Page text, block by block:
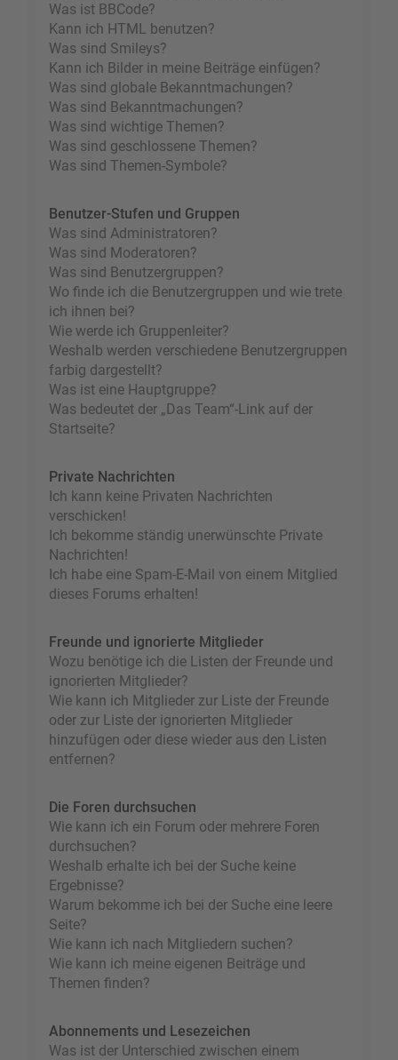
Was ist BBCode?
Kann ich HTML benutzen?
Was sind Smileys?
Kann ich Bilder in meine Beiträge einfügen?
Was sind globale Bekanntmachungen?
Was sind Bekanntmachungen?
Was sind wichtige Themen?
Was sind geschlossene Themen?
Was sind Themen-Symbole?
Benutzer-Stufen und Gruppen
Was sind Administratoren?
Was sind Moderatoren?
Was sind Benutzergruppen?
Wo finde ich die Benutzergruppen und wie trete
ich ihnen bei?
Wie werde ich Gruppenleiter?
Weshalb werden verschiedene Benutzergruppen
farbig dargestellt?
Was ist eine Hauptgruppe?
Was bedeutet der „Das Team“-Link auf der
Startseite?
Private Nachrichten
Ich kann keine Privaten Nachrichten
verschicken!
Ich bekomme ständig unerwünschte Private
Nachrichten!
Ich habe eine Spam-E-Mail von einem Mitglied
dieses Forums erhalten!
Freunde und ignorierte Mitglieder
Wozu benötige ich die Listen der Freunde und
ignorierten Mitglieder?
Wie kann ich Mitglieder zur Liste der Freunde
oder zur Liste der ignorierten Mitglieder
hinzufügen oder diese wieder aus den Listen
entfernen?
Die Foren durchsuchen
Wie kann ich ein Forum oder mehrere Foren
durchsuchen?
Weshalb erhalte ich bei der Suche keine
Ergebnisse?
Warum bekomme ich bei der Suche eine leere
Seite?
Wie kann ich nach Mitgliedern suchen?
Wie kann ich meine eigenen Beiträge und
Themen finden?
Abonnements und Lesezeichen
Was ist der Unterschied zwischen einem